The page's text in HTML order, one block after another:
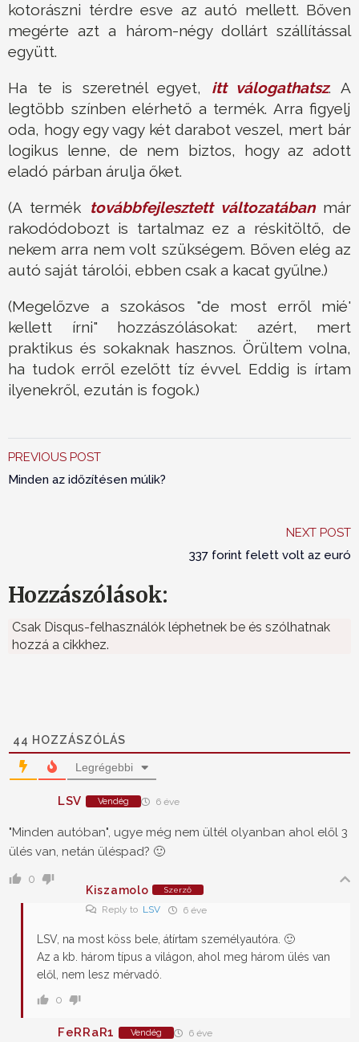
kotorászni térdre esve az autó mellett. Bőven
megérte azt a három-négy dollárt szállítással
együtt.
Ha te is szeretnél egyet, itt válogathatsz. A
legtöbb színben elérhető a termék. Arra figyelj
oda, hogy egy vagy két darabot veszel, mert bár
logikus lenne, de nem biztos, hogy az adott
eladó párban árulja őket.
(A termék továbbfejlesztett változatában már
rakodódobozt is tartalmaz ez a réskitöltő, de
nekem arra nem volt szükségem. Bőven elég az
autó saját tárolói, ebben csak a kacat gyűlne.)
(Megelőzve a szokásos "de most erről mié'
kellett írni" hozzászólásokat: azért, mert
praktikus és sokaknak hasznos. Örültem volna,
ha tudok erről ezelőtt tíz évvel. Eddig is írtam
ilyenekről, ezután is fogok.)
PREVIOUS POST
Minden az időzítésen múlik?
NEXT POST
337 forint felett volt az euró
Hozzászólások:
Csak Disqus-felhasználók léphetnek be és szólhatnak
hozzá a cikkhez.
44 HOZZÁSZÓLÁS
Legrégebbi
LSV Vendég 6 éve
"Minden autóban", ugye még nem ültél olyanban ahol elől 3
ülés van, netán üléspad? 🙂
0
Kiszamolo
Szerző
Reply to LSV 6 éve
LSV, na most köss bele, átírtam személyautóra. 🙂
Az a kb. három típus a világon, ahol meg három ülés van
elől, nem lesz mérvadó.
0
FeRRaR1 Vendég 6 éve